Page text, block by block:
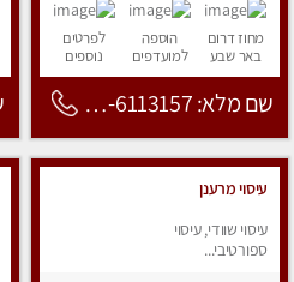
מחוז דרום
באר שבע
הוספה
למועדפים
לפרטים
נוספים
שם מלא: 053-6113157
עיסוי מרענן
עיסוי שוודי, עיסוי
ספורטיבי...